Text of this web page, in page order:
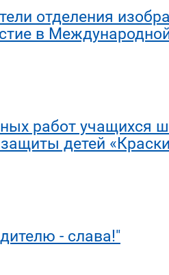
отделения
в
работ учащихся
детей «Краски
- слава!"